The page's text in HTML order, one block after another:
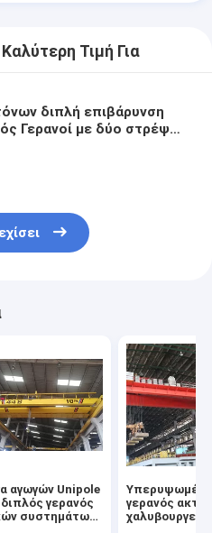
Τιμή Για
διπλή επιβάρυνση
Γερανοί με δύο στρέψη
αγωγών Unipole
διπλός γερανός
συστημάτων
γερανός